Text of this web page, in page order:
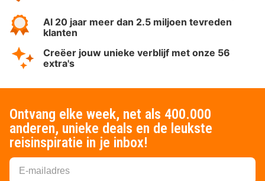
Al 20 jaar meer dan 2.5 miljoen tevreden
klanten
Creëer jouw unieke verblijf met onze 56
extra's
Ontvang elke week, net als 400.000
anderen, unieke deals en de leukste
reisinspiratie in je inbox!